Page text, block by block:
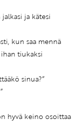
ja kätesi
kun saa mennä
tiukaksi
sinua?”
hyvä keino osoittaa